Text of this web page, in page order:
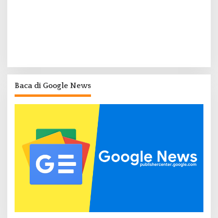
Baca di Google News